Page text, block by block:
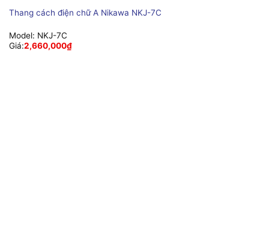
Thang cách điện chữ A Nikawa NKJ-7C
Model: NKJ-7C
Giá:2,660,000₫